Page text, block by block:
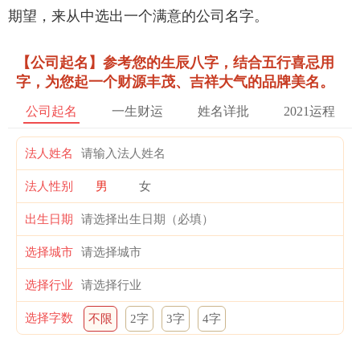
期望，来从中选出一个满意的公司名字。
【公司起名】参考您的生辰八字，结合五行喜忌用
字，为您起一个财源丰茂、吉祥大气的品牌美名。
公司起名 一生财运 姓名详批 2021运程
法人姓名
法人性别 男 女
出生日期
选择城市
选择行业
选择字数 不限 2字 3字 4字